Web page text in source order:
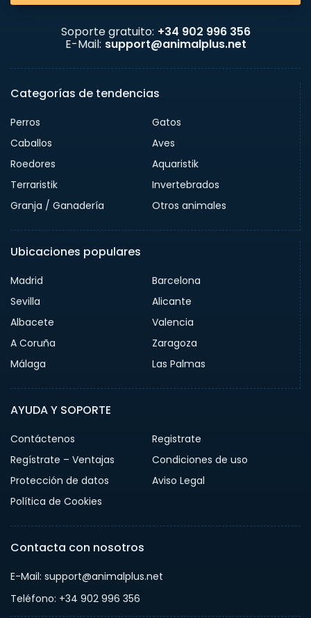
Soporte gratuito: +34 902 996 356
E-Mail: support@animalplus.net
Categorías de tendencias
Perros
Gatos
Caballos
Aves
Roedores
Aquaristik
Terraristik
Invertebrados
Granja / Ganadería
Otros animales
Ubicaciones populares
Madrid
Barcelona
Sevilla
Alicante
Albacete
Valencia
A Coruña
Zaragoza
Málaga
Las Palmas
AYUDA Y SOPORTE
Contáctenos
Registrate
Regístrate – Ventajas
Condiciones de uso
Protección de datos
Aviso Legal
Política de Cookies
Contacta con nosotros
E-Mail: support@animalplus.net
Teléfono: +34 902 996 356